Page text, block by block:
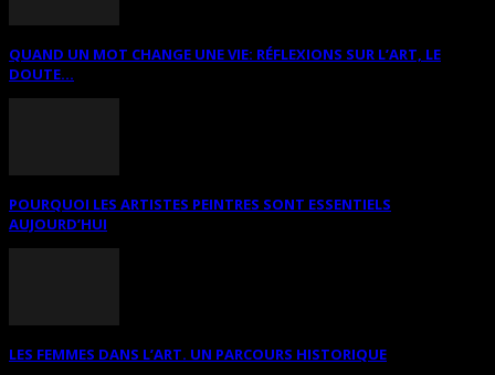
QUAND UN MOT CHANGE UNE VIE: RÉFLEXIONS SUR L’ART, LE
DOUTE...
POURQUOI LES ARTISTES PEINTRES SONT ESSENTIELS
AUJOURD’HUI
LES FEMMES DANS L’ART. UN PARCOURS HISTORIQUE